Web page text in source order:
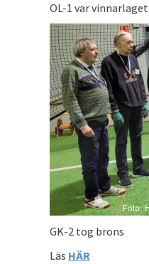
OL-1 var vinnarlaget
GK-2 tog brons
Läs HÄR